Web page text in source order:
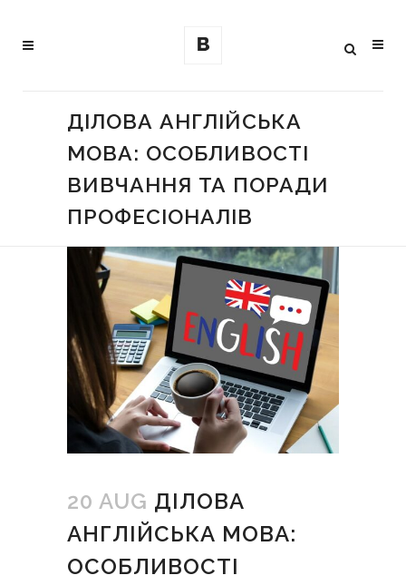
ДІЛОВА АНГЛІЙСЬКА
МОВА: ОСОБЛИВОСТІ
ВИВЧАННЯ ТА ПОРАДИ
ПРОФЕСІОНАЛІВ
20 AUG ДІЛОВА
АНГЛІЙСЬКА МОВА:
ОСОБЛИВОСТІ